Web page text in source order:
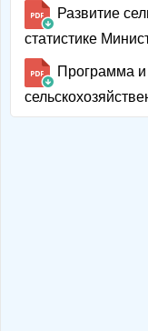
Развитие
статистике
Программа и